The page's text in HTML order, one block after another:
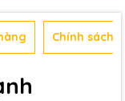
Chính sách